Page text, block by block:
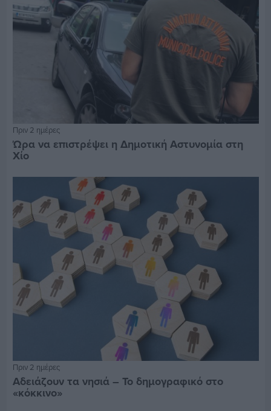
Πριν 2 ημέρες
Ώρα να επιστρέψει η Δημοτική Αστυνομία στη
Χίο
Πριν 2 ημέρες
Αδειάζουν τα νησιά – Το δημογραφικό στο
«κόκκινο»